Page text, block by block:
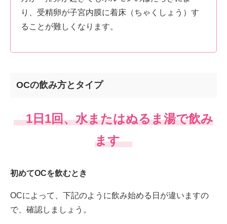
り、受精卵が子宮内膜に着床（ちゃくしょう）す
ることが難しくなります。
OCの飲み方とタイプ
1日1回、水またはぬるま湯で飲み
ます
初めてOCを飲むとき
OCによって、下記のように飲み始める日が違いますの
で、確認しましょう。